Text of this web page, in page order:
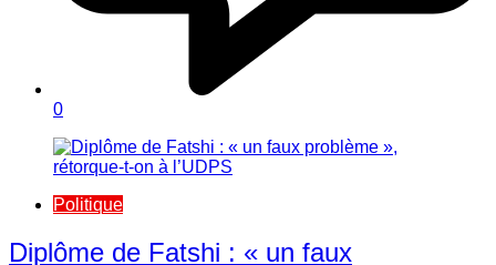
0
Politique
Diplôme de Fatshi : « un faux